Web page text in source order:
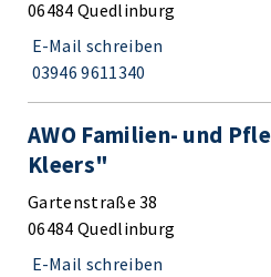
06484 Quedlinburg
E-Mail schreiben
03946 9611340
AWO Familien- und
Kleers"
Gartenstraße 38
06484 Quedlinburg
E-Mail schreiben